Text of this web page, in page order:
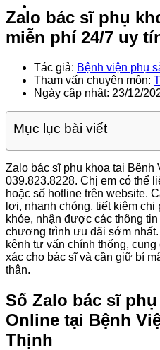
Zalo bác sĩ phụ
miễn phí 24/7 uy
Tác giả: Bệnh viện phụ
Tham vấn chuyên môn:
Ngày cập nhật: 23/12/
Mục lục bài viết
Zalo bác sĩ phụ khoa tại Bệnh
039.823.8228. Chị em có thể
hoặc số hotline trên website.
lợi, nhanh chóng, tiết kiệm
khỏe, nhận được các thông
chương trình ưu đãi sớm
kênh tư vấn chính thống,
xác cho bác sĩ và cần giữ bí
thân.
Số Zalo bác sĩ
Online tại Bệnh
Thịnh